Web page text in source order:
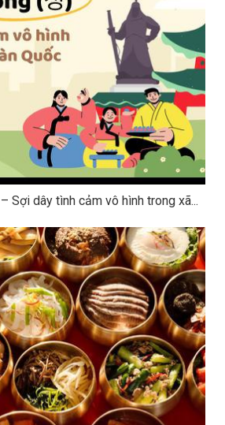
Sợi dây tình cảm vô hình trong xã...